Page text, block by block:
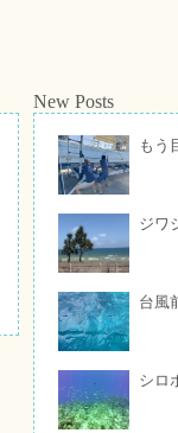
New Posts
もう
ジワ
台風
シロ